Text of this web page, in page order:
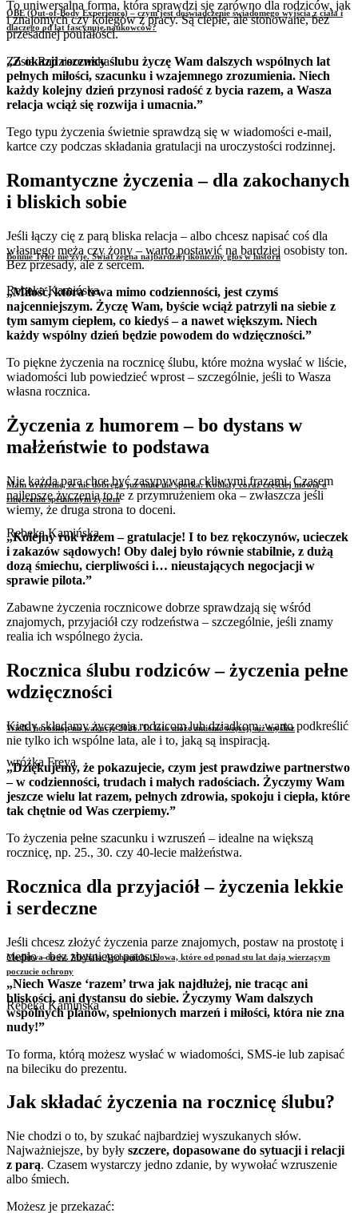
OBE (Out-of-Body Experience) – czym jest doświadczenie świadomego wyjścia z ciała i
dlaczego od lat fascynuje naukowców?
Zosia Radziszewska
Bonnie Tyler nie żyje. Świat żegna najbardziej ikoniczny głos w historii
Rebeka Kamińska
Mam wrażenie, że nic dobrego już mnie nie spotka. Kobiety coraz częściej mówią o
zmęczeniu spełnionym życiem
Rebeka Kamińska
Wielki horoskop na wakacje 2026. To lato może zmienić więcej, niż myślisz
wróżka Freya
Modlitwa do św. Michała Archanioła. Słowa, które od ponad stu lat dają wierzącym
poczucie ochrony
Rebeka Kamińska
To uniwersalna forma, która sprawdzi się zarówno dla rodziców, jak
i znajomych czy kolegów z pracy. Są ciepłe, ale stonowane, bez
przesadnej poufałości.
„Z okazji rocznicy ślubu życzę Wam dalszych wspólnych lat
pełnych miłości, szacunku i wzajemnego zrozumienia. Niech
każdy kolejny dzień przynosi radość z bycia razem, a Wasza
relacja wciąż się rozwija i umacnia.”
Tego typu życzenia świetnie sprawdzą się w wiadomości e-mail,
kartce czy podczas składania gratulacji na uroczystości rodzinnej.
Romantyczne życzenia – dla zakochanych
i bliskich sobie
Jeśli łączy cię z parą bliska relacja – albo chcesz napisać coś dla
własnego męża czy żony – warto postawić na bardziej osobisty ton.
Bez przesady, ale z sercem.
„Miłość, która trwa mimo codzienności, jest czymś
najcenniejszym. Życzę Wam, byście wciąż patrzyli na siebie z
tym samym ciepłem, co kiedyś – a nawet większym. Niech
każdy wspólny dzień będzie powodem do wdzięczności.”
To piękne życzenia na rocznicę ślubu, które można wysłać w liście,
wiadomości lub powiedzieć wprost – szczególnie, jeśli to Wasza
własna rocznica.
Życzenia z humorem – bo dystans w
małżeństwie to podstawa
Nie każda para chce być zasypywana ckliwymi frazami. Czasem
najlepsze życzenia to te z przymrużeniem oka – zwłaszcza jeśli
wiemy, że druga strona to doceni.
„Kolejny rok razem – gratulacje! I to bez rękoczynów, ucieczek
i zakazów sądowych! Oby dalej było równie stabilnie, z dużą
dozą śmiechu, cierpliwości i… nieustających negocjacji w
sprawie pilota.”
Zabawne życzenia rocznicowe dobrze sprawdzają się wśród
znajomych, przyjaciół czy rodzeństwa – szczególnie, jeśli znamy
realia ich wspólnego życia.
Rocznica ślubu rodziców – życzenia pełne
wdzięczności
Kiedy składamy życzenia rodzicom lub dziadkom, warto podkreślić
nie tylko ich wspólne lata, ale i to, jaką są inspiracją.
„Dziękujemy, że pokazujecie, czym jest prawdziwe partnerstwo
– w codzienności, trudach i małych radościach. Życzymy Wam
jeszcze wielu lat razem, pełnych zdrowia, spokoju i ciepła, które
tak chętnie od Was czerpiemy.”
To życzenia pełne szacunku i wzruszeń – idealne na większą
rocznicę, np. 25., 30. czy 40-lecie małżeństwa.
Rocznica dla przyjaciół – życzenia lekkie
i serdeczne
Jeśli chcesz złożyć życzenia parze znajomych, postaw na prostotę i
ciepło – bez zbytniego patosu.
„Niech Wasze ‘razem’ trwa jak najdłużej, nie tracąc ani
bliskości, ani dystansu do siebie. Życzymy Wam dalszych
wspólnych planów, spełnionych marzeń i miłości, która nie zna
nudy!”
To forma, którą możesz wysłać w wiadomości, SMS-ie lub zapisać
na bileciku do prezentu.
Jak składać życzenia na rocznicę ślubu?
Nie chodzi o to, by szukać najbardziej wyszukanych słów.
Najważniejsze, by były szczere, dopasowane do sytuacji i relacji
z parą. Czasem wystarczy jedno zdanie, by wywołać wzruszenie
albo śmiech.
Możesz je przekazać: